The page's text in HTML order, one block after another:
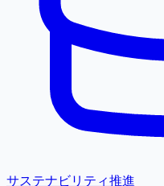
サステナビリティ推進